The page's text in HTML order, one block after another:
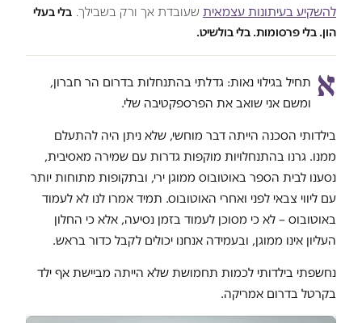
להשקיע בעיתונות עצמאית שעובדת אך ורק בשבילך. בלי בעלי
הון. בלי פרסומות. בלי בולשיט.
א תחיל בגילוי נאות: גדלתי בהתנחלות בדרום הר חברון,
ומשם אני שואב את הפרספקטיבה שלי.
בילדותי הסכנה הייתה דבר מוחשי, שלא ניתן היה להתעלם
ממנו. גרנו בהתנחלויות מוקפות גדרות עם שמירה מאסיבית,
נסענו לבית הספר באוטובוס ממוגן ירי, ובתקופות מתוחות יותר
עם ליווי צבאי לפני ואחרי האוטובוס. תמיד אמרו לנו לא לעמוד
באוטובוס – לא כי מסוכן לעמוד בזמן נסיעה, אלא כי החלון
העליון אינו ממוגן, ובעמידה אנחנו יכולים לקבל כדור בראש.
נחשפתי בילדותי לכמות תחמושת שלא הייתה מביישת אף ילד
בקרטל בדרום אמריקה.